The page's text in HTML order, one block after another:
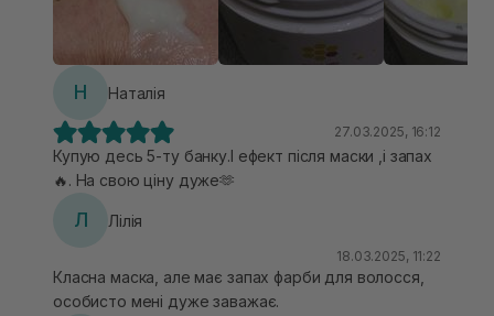
текстури,має чудовий зволожуючий ефект.Маска
має приємний свіжий аромат.Мені дуже
сподобався результат після маски.Плюс ця маска
бюджетна,але результат нічим не гірший як після
Н Наталія
27.03.2025, 16:12
Купую десь 5-ту банку.І ефект після маски ,і запах
🔥. На свою ціну дуже🫶
Л Лілія
18.03.2025, 11:22
Класна маска, але має запах фарби для волосся,
особисто мені дуже заважає.